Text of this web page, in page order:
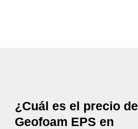
¿Cuál es el precio de
Geofoam EPS en